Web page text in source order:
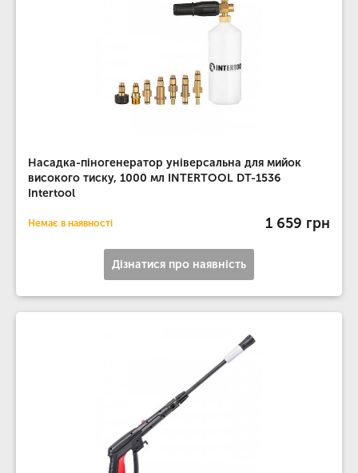
Насадка-піногенератор універсальна для мийок
високого тиску, 1000 мл INTERTOOL DT-1536
Intertool
Немає в наявності 1 659 грн
Дізнатися про наявність